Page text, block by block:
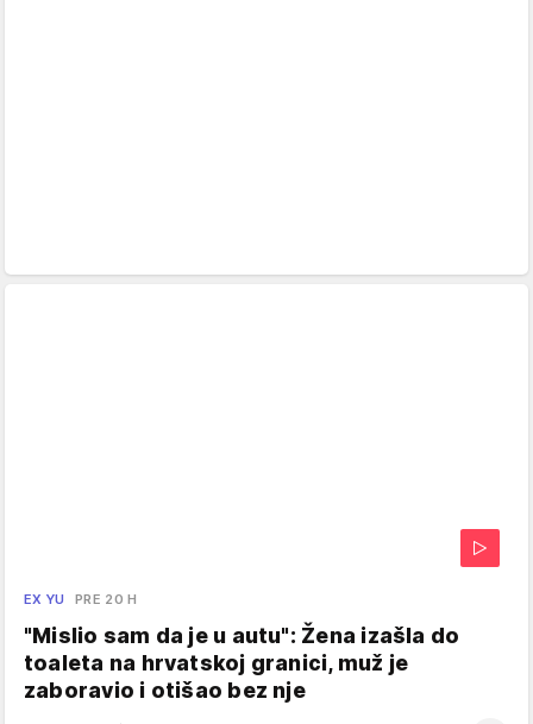
EX YU PRE 20 H
"Mislio sam da je u autu": Žena izašla do
toaleta na hrvatskoj granici, muž je
zaboravio i otišao bez nje